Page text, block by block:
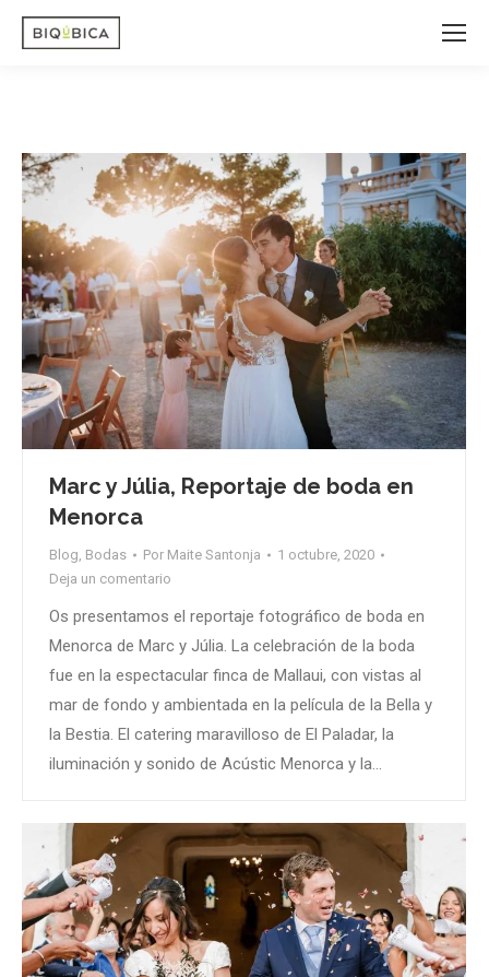
Marc y Júlia, Reportaje de boda en
Menorca
Blog, Bodas Por Maite Santonja
1 octubre, 2020
Deja un comentario
Os presentamos el reportaje fotográfico de boda en
Menorca de Marc y Júlia. La celebración de la boda
fue en la espectacular finca de Mallaui, con vistas al
mar de fondo y ambientada en la película de la Bella y
la Bestia. El catering maravilloso de El Paladar, la
iluminación y sonido de Acústic Menorca y la…